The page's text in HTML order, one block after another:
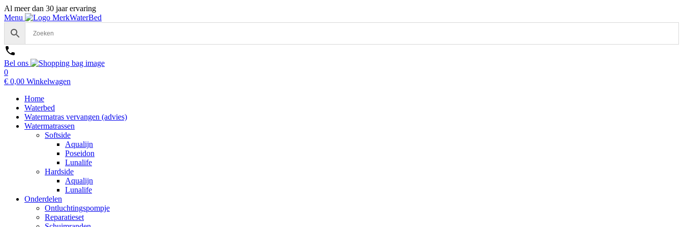
Al meer dan 30 jaar ervaring
Menu
Bel ons
0
€ 0,00 Winkelwagen
Home
Waterbed
Watermatras vervangen (advies)
Watermatrassen
Softside
Aqualijn
Poseidon
Lunalife
Hardside
Aqualijn
Lunalife
Onderdelen
Ontluchtingspompje
Reparatieset